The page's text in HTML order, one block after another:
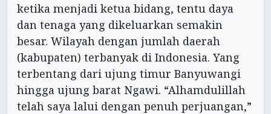
ketika menjadi ketua bidang, tentu daya
dan tenaga yang dikeluarkan semakin
besar. Wilayah dengan jumlah daerah
(kabupaten) terbanyak di Indonesia. Yang
terbentang dari ujung timur Banyuwangi
hingga ujung barat Ngawi. “Alhamdulillah
telah saya lalui dengan penuh perjuangan,”